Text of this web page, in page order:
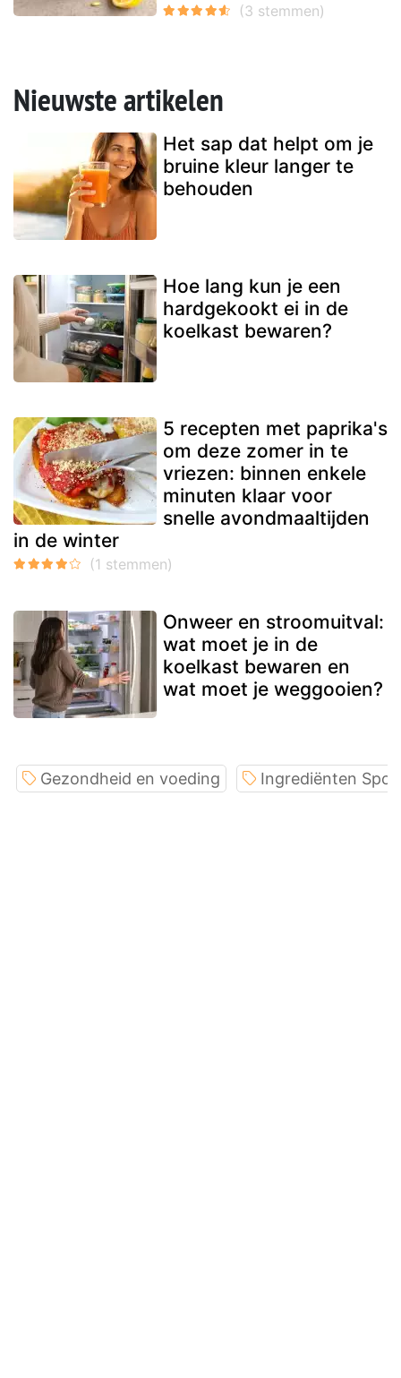
Nieuwste artikelen
Het sap dat helpt om je
bruine kleur langer te
behouden
Hoe lang kun je een
hardgekookt ei in de
koelkast bewaren?
5 recepten met paprika's
om deze zomer in te
vriezen: binnen enkele
minuten klaar voor
snelle avondmaaltijden
in de winter
Onweer en stroomuitval:
wat moet je in de
koelkast bewaren en
wat moet je weggooien?
Gezondheid en voeding Ingrediënten